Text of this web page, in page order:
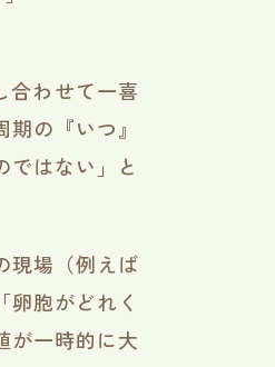
合わせて一喜
の『いつ』
はない」と
現場（例えば
胞がどれく
が一時的に大